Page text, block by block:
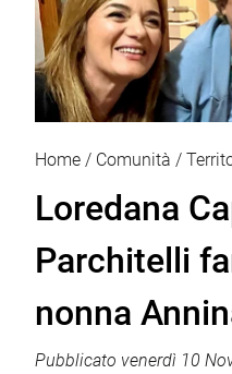
Home Comunità
Loredana
Parchitelli
nonna
Pubblicato venerdì 10